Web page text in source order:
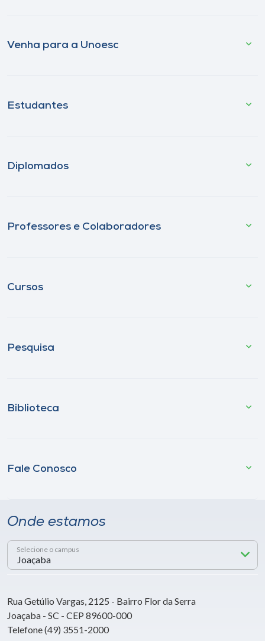
Venha para a Unoesc
Estudantes
Diplomados
Professores e Colaboradores
Cursos
Pesquisa
Biblioteca
Fale Conosco
Onde estamos
Selecione o campus
Rua Getúlio Vargas, 2125 - Bairro Flor da Serra
Joaçaba - SC - CEP 89600-000
Telefone (49) 3551-2000